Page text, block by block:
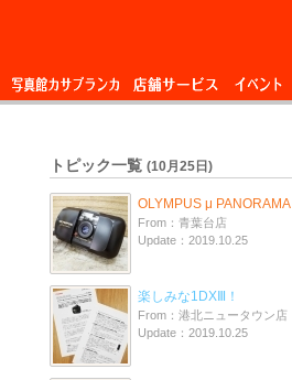
写真館カサブランカ 店舗サービス イベント
トピック一覧 (10月25日)
OLYMPUS μ PANORAMA
From：青葉台店
Update：2019.10.25
楽しみな1DXⅢ！
From：港北ニュータウン店
Update：2019.10.25